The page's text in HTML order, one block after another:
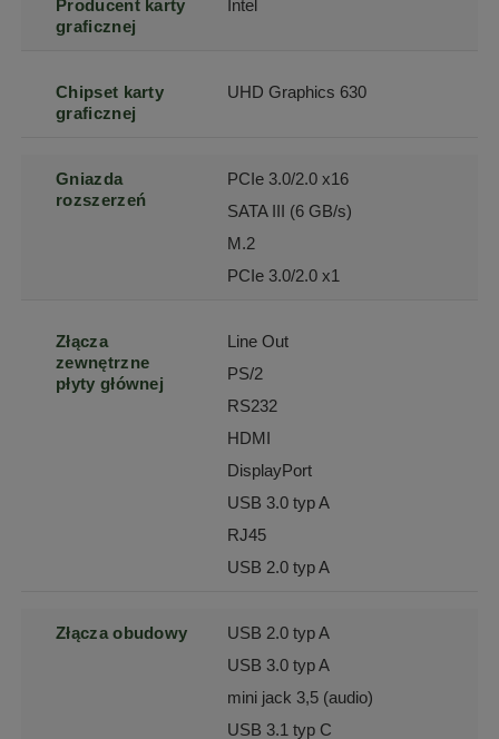
Producent karty
graficznej
Intel
Chipset karty
graficznej
UHD Graphics 630
Gniazda
rozszerzeń
PCIe 3.0/2.0 x16
SATA III (6 GB/s)
M.2
PCIe 3.0/2.0 x1
Złącza
zewnętrzne
płyty głównej
Line Out
PS/2
RS232
HDMI
DisplayPort
USB 3.0 typ A
RJ45
USB 2.0 typ A
Złącza obudowy
USB 2.0 typ A
USB 3.0 typ A
mini jack 3,5 (audio)
USB 3.1 typ C